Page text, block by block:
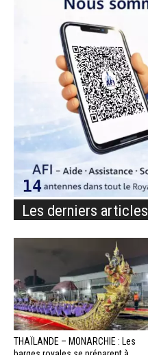
Les derniers articles
THAÏLANDE – MONARCHIE : Les